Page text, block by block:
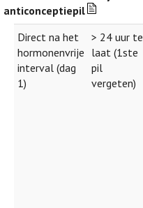
anticonceptiepil
Direct na het
hormonenvrije
interval (dag
1)
> 24 uur te
laat (1ste
pil
vergeten)